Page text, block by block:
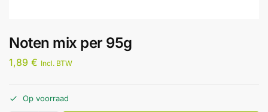
Noten mix per 95g
1,89 € Incl. BTW
Op voorraad